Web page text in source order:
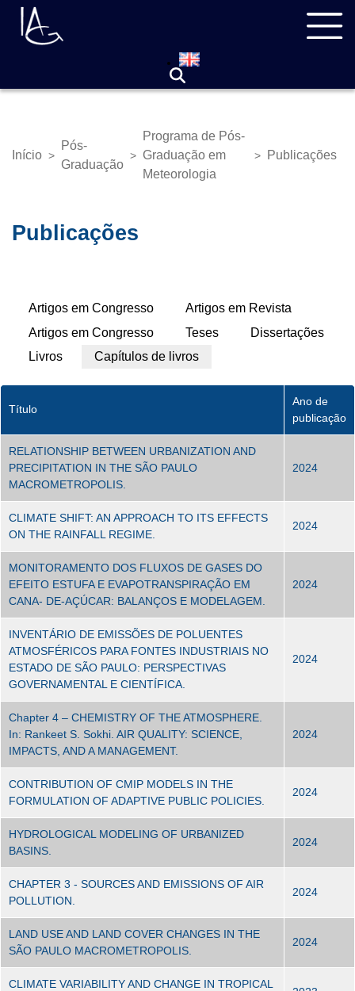
Pular
para
Trilha
Início >
Pós-
Graduação
>
Programa de Pós-
Graduação em
Meteorologia
> Publicações
Publicações
AbasArtigos em Congresso
Artigos em Revista
Artigos em Congresso
Teses
Dissertações
Livros
Capítulos de livros
Título
Ano de
publicação
RELATIONSHIP BETWEEN URBANIZATION AND
PRECIPITATION IN THE SÃO PAULO
MACROMETROPOLIS.
2024
CLIMATE SHIFT: AN APPROACH TO ITS EFFECTS
ON THE RAINFALL REGIME.
2024
MONITORAMENTO DOS FLUXOS DE GASES DO
EFEITO ESTUFA E EVAPOTRANSPIRAÇÃO EM
CANA- DE-AÇÚCAR: BALANÇOS E MODELAGEM.
2024
INVENTÁRIO DE EMISSÕES DE POLUENTES
ATMOSFÉRICOS PARA FONTES INDUSTRIAIS NO
ESTADO DE SÃO PAULO: PERSPECTIVAS
GOVERNAMENTAL E CIENTÍFICA.
2024
Chapter 4 – CHEMISTRY OF THE ATMOSPHERE.
In: Rankeet S. Sokhi. AIR QUALITY: SCIENCE,
IMPACTS, AND A MANAGEMENT.
2024
CONTRIBUTION OF CMIP MODELS IN THE
FORMULATION OF ADAPTIVE PUBLIC POLICIES.
2024
HYDROLOGICAL MODELING OF URBANIZED
BASINS.
2024
CHAPTER 3 - SOURCES AND EMISSIONS OF AIR
POLLUTION.
2024
LAND USE AND LAND COVER CHANGES IN THE
SÃO PAULO MACROMETROPOLIS.
2024
CLIMATE VARIABILITY AND CHANGE IN TROPICAL